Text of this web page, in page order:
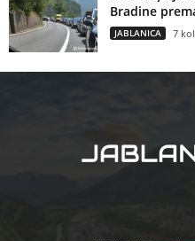
Bradine
JABLANICA 7